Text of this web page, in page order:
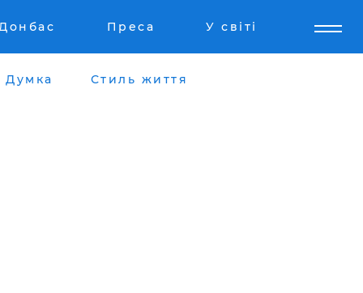
Преса У світі
Думка Стиль життя